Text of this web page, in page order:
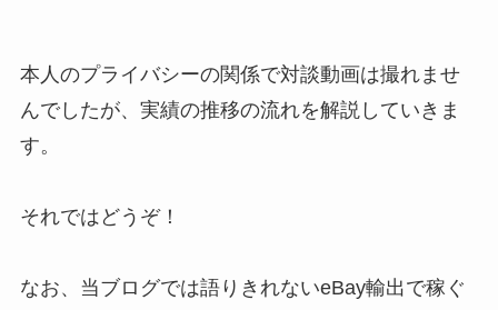
本人のプライバシーの関係で対談動画は撮れませ
んでしたが、実績の推移の流れを解説していきま
す。
それではどうぞ！
なお、当ブログでは語りきれないeBay輸出で稼ぐ